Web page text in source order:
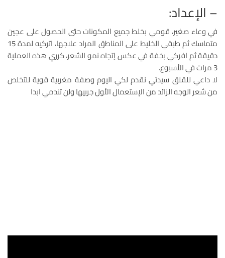
– الإعداد:
في وعاء صغير، قومي بخلط جميع المكونات حتى الحصول على عجين
متماسك ثم طبقي الخليط على المناطق المراد علاجها، اتركيه لمدة 15
دقيقة ثم افركي بخفة في عكس إتجاه نمو الشعر، كرري هذه العملية
3 مرات في الأسبوع.
لا داعي للقلق سيدتي نقدم لكي اليوم وصفة مغربية قوية للتخلص
من شعر الوجه الزائد من الإستعمال الأول جربيها ولن تندمي ابدا